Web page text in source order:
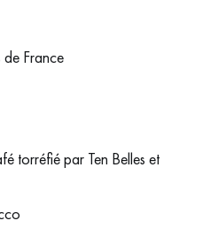
France
torréfié par Ten Belles et